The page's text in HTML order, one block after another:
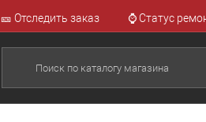
🎫 Отследить заказ ⌚ Статус